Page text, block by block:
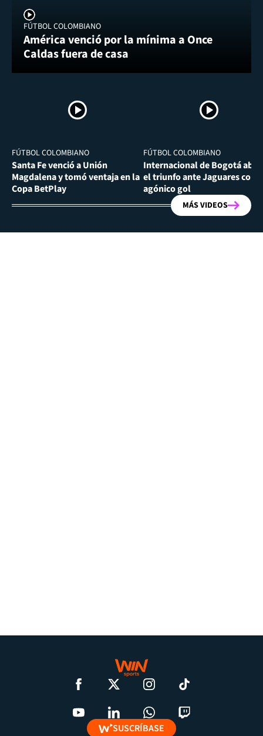
FÚTBOL COLOMBIANO
América venció por la mínima a Once
Caldas fuera de casa
FÚTBOL COLOMBIANO
Santa Fe venció a Unión
Magdalena y tomó ventaja en la
Copa BetPlay
FÚTBOL COLOMBIANO
Internacional de Bogotá
el triunfo ante Jaguares con
agónico gol
MÁS VIDEOS
SUSCRÍBASE